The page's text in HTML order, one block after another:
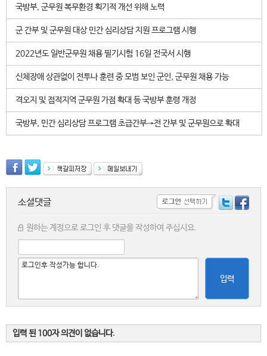
국방부, 군무원 복무환경 획기적 개선 위해 노력
군 간부 및 군무원 대상 민간 심리상담 지원 프로그램 시행
2022년도 일반군무원 채용 필기시험 16일 전국서 시행
신체장애 상관없이 전투나 훈련 중 모범 보인 군인, 군무원 채용 가능
격오지 및 접적지역 군무원 가점 확대 등 국방부 훈령 개정
국방부, 민간 심리상담 프로그램 초급간부→전 간부 및 군무원으로 확대
소셜댓글
원하는 계정으로 로그인 후 댓글을 작성하여 주십시요.
입력
입력 된 100자 의견이 없습니다.